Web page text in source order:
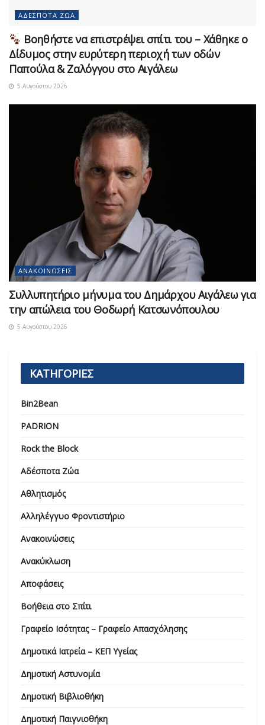
ΑΔΈΣΠΟΤΑ ΖΏΑ
Βοηθήστε να επιστρέψει σπίτι του – Χάθηκε ο
Δίδυμος στην ευρύτερη περιοχή των οδών
Παπούλα & Ζαλόγγου στο Αιγάλεω
5 Αυγούστου 2026
ΑΝΑΚΟΙΝΏΣΕΙΣ
Συλλυπητήριο μήνυμα του Δημάρχου Αιγάλεω για
την απώλεια του Θοδωρή Κατσωνόπουλου
5 Αυγούστου 2026
ΚΑΤΗΓΟΡΙΕΣ
Bin2Bean
PADRION
Rock the Block
Αδέσποτα Ζώα
Αθλητισμός
Αλληλέγγυο Φροντιστήριο
Ανακοινώσεις
Ανακύκλωση
Αποφάσεις
Βοήθεια στο Σπίτι
Γραφείο Ισότητας – Γραφείο Απασχόλησης
Δημοτικά Ιατρεία – ΚΕΠ Υγείας
Δημοτική Αστυνομία
Δημοτική Βιβλιοθήκη
Δημοτική Παιγνιοθήκη